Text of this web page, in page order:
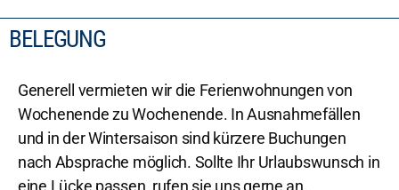
BELEGUNG
Generell vermieten wir die Ferienwohnungen von
Wochenende zu Wochenende. In Ausnahmefällen
und in der Wintersaison sind kürzere Buchungen
nach Absprache möglich. Sollte Ihr Urlaubswunsch in
eine Lücke passen, rufen sie uns gerne an.